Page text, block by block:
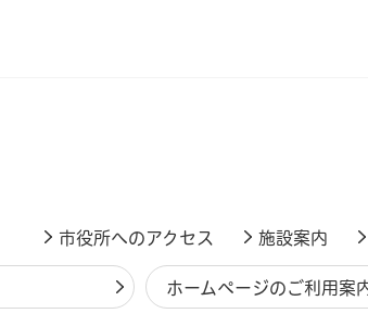
市役所へのアクセス 施設案内
ホームページのご利用案